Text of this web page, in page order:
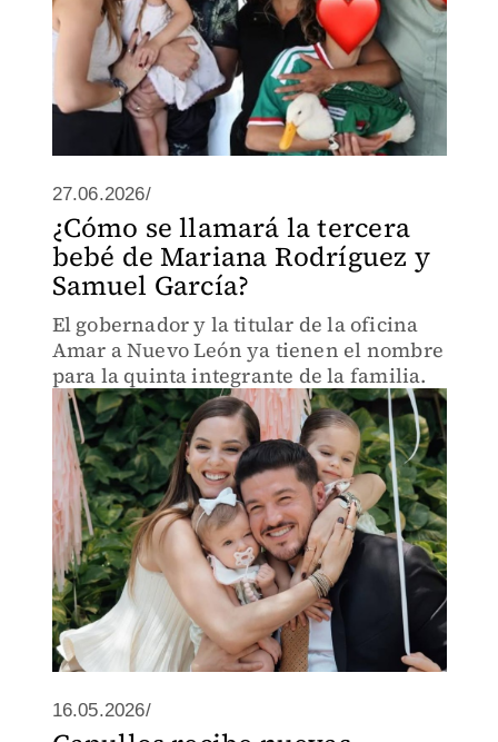
27.06.2026/
¿Cómo se llamará la tercera
bebé de Mariana Rodríguez y
Samuel García?
El gobernador y la titular de la oficina
Amar a Nuevo León ya tienen el nombre
para la quinta integrante de la familia.
16.05.2026/